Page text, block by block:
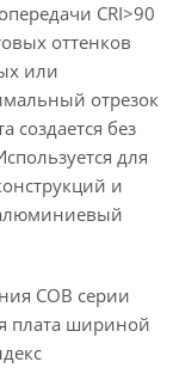
CRI>90
оттенков
или
отрезок
без
для
и
COB серии
плата шириной